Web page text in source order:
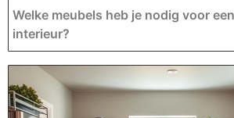
Welke meubels heb je nodig voor
interieur?